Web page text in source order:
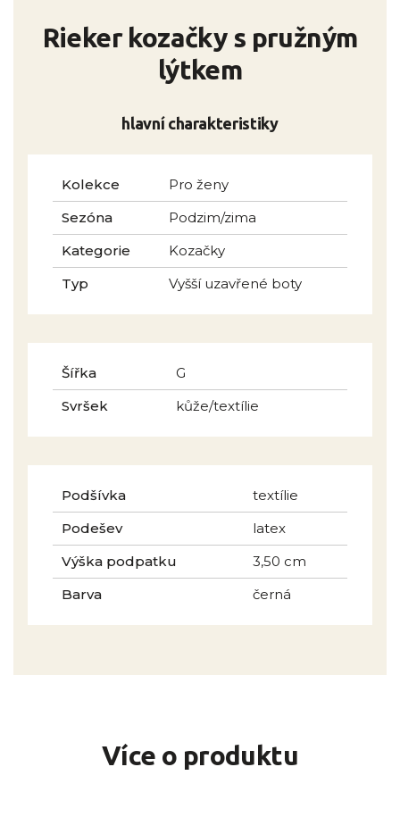
Rieker kozačky s pružným
lýtkem
hlavní charakteristiky
Kolekce
Pro ženy
Sezóna
Podzim/zima
Kategorie
Kozačky
Typ
Vyšší uzavřené boty
Šířka
G
Svršek
kůže/textílie
Podšívka
textílie
Podešev
latex
Výška podpatku
3,50 cm
Barva
černá
Více o produktu